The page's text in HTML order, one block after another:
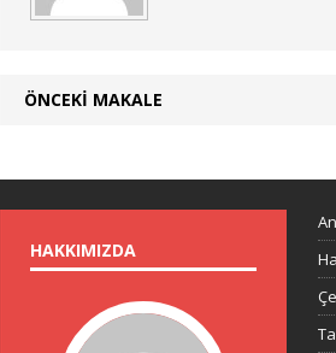
ÖNCEKI MAKALE
HAKKIMIZDA